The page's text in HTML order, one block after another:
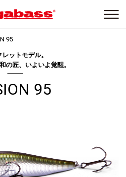
95
レットモデル。
の匠、いよいよ覚醒。
95